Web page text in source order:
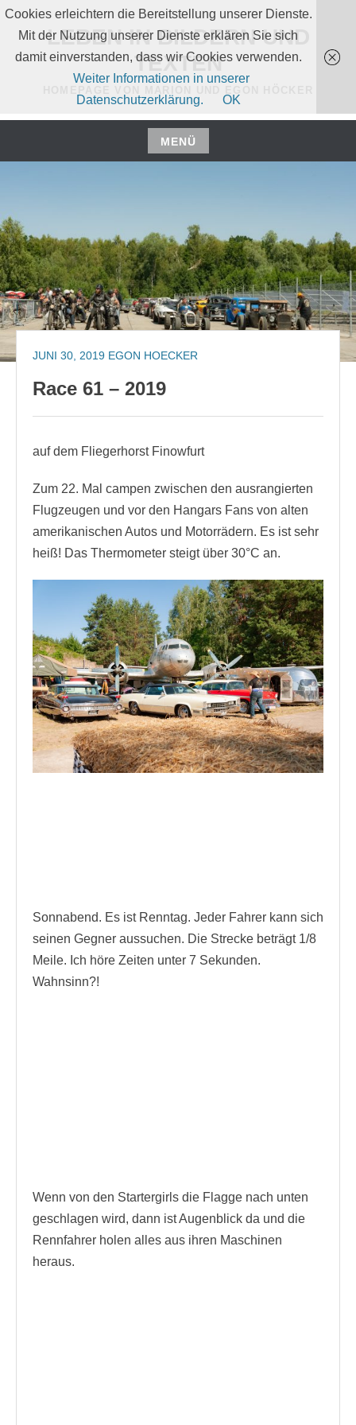
Zum
Inhalt
springen
LEBEN IN BILDERN UND
TEXTEN
MENÜ
Zum
JUNI 30, 2019 EGON HOECKER
Race 61 – 2019
auf dem Fliegerhorst Finowfurt
Zum 22. Mal campen zwischen den ausrangierten
Flugzeugen und vor den Hangars Fans von alten
amerikanischen Autos und Motorrädern. Es ist sehr
heiß! Das Thermometer steigt über 30°C an.
Sonnabend. Es ist Renntag. Jeder Fahrer kann sich
seinen Gegner aussuchen. Die Strecke beträgt 1/8
Meile. Ich höre Zeiten unter 7 Sekunden.
Wahnsinn?!
Wenn von den Startergirls die Flagge nach unten
geschlagen wird, dann ist Augenblick da und die
Rennfahrer holen alles aus ihren Maschinen
heraus.
Cookies erleichtern die Bereitstellung unserer Dienste.
Mit der Nutzung unserer Dienste erklären Sie sich
damit einverstanden, dass wir Cookies verwenden.
Weiter Informationen in unserer
Datenschutzerklärung.
OK